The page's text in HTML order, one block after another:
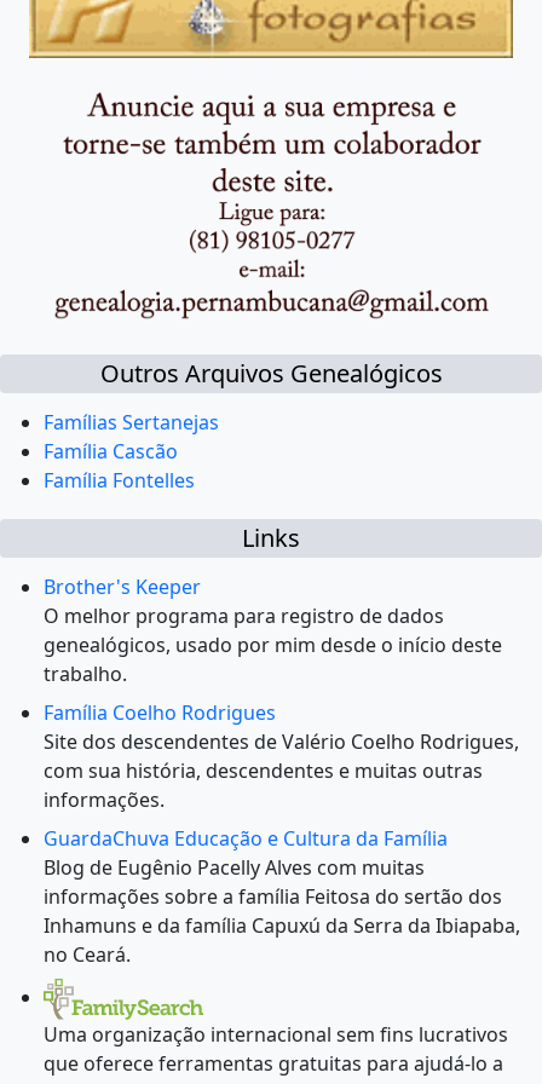
Outros Arquivos Genealógicos
Famílias Sertanejas
Família Cascão
Família Fontelles
Links
Brother's Keeper
O melhor programa para registro de dados
genealógicos, usado por mim desde o início deste
trabalho.
Família Coelho Rodrigues
Site dos descendentes de Valério Coelho Rodrigues,
com sua história, descendentes e muitas outras
informações.
GuardaChuva Educação e Cultura da Família
Blog de Eugênio Pacelly Alves com muitas
informações sobre a família Feitosa do sertão dos
Inhamuns e da família Capuxú da Serra da Ibiapaba,
no Ceará.
Uma organização internacional sem fins lucrativos
que oferece ferramentas gratuitas para ajudá-lo a